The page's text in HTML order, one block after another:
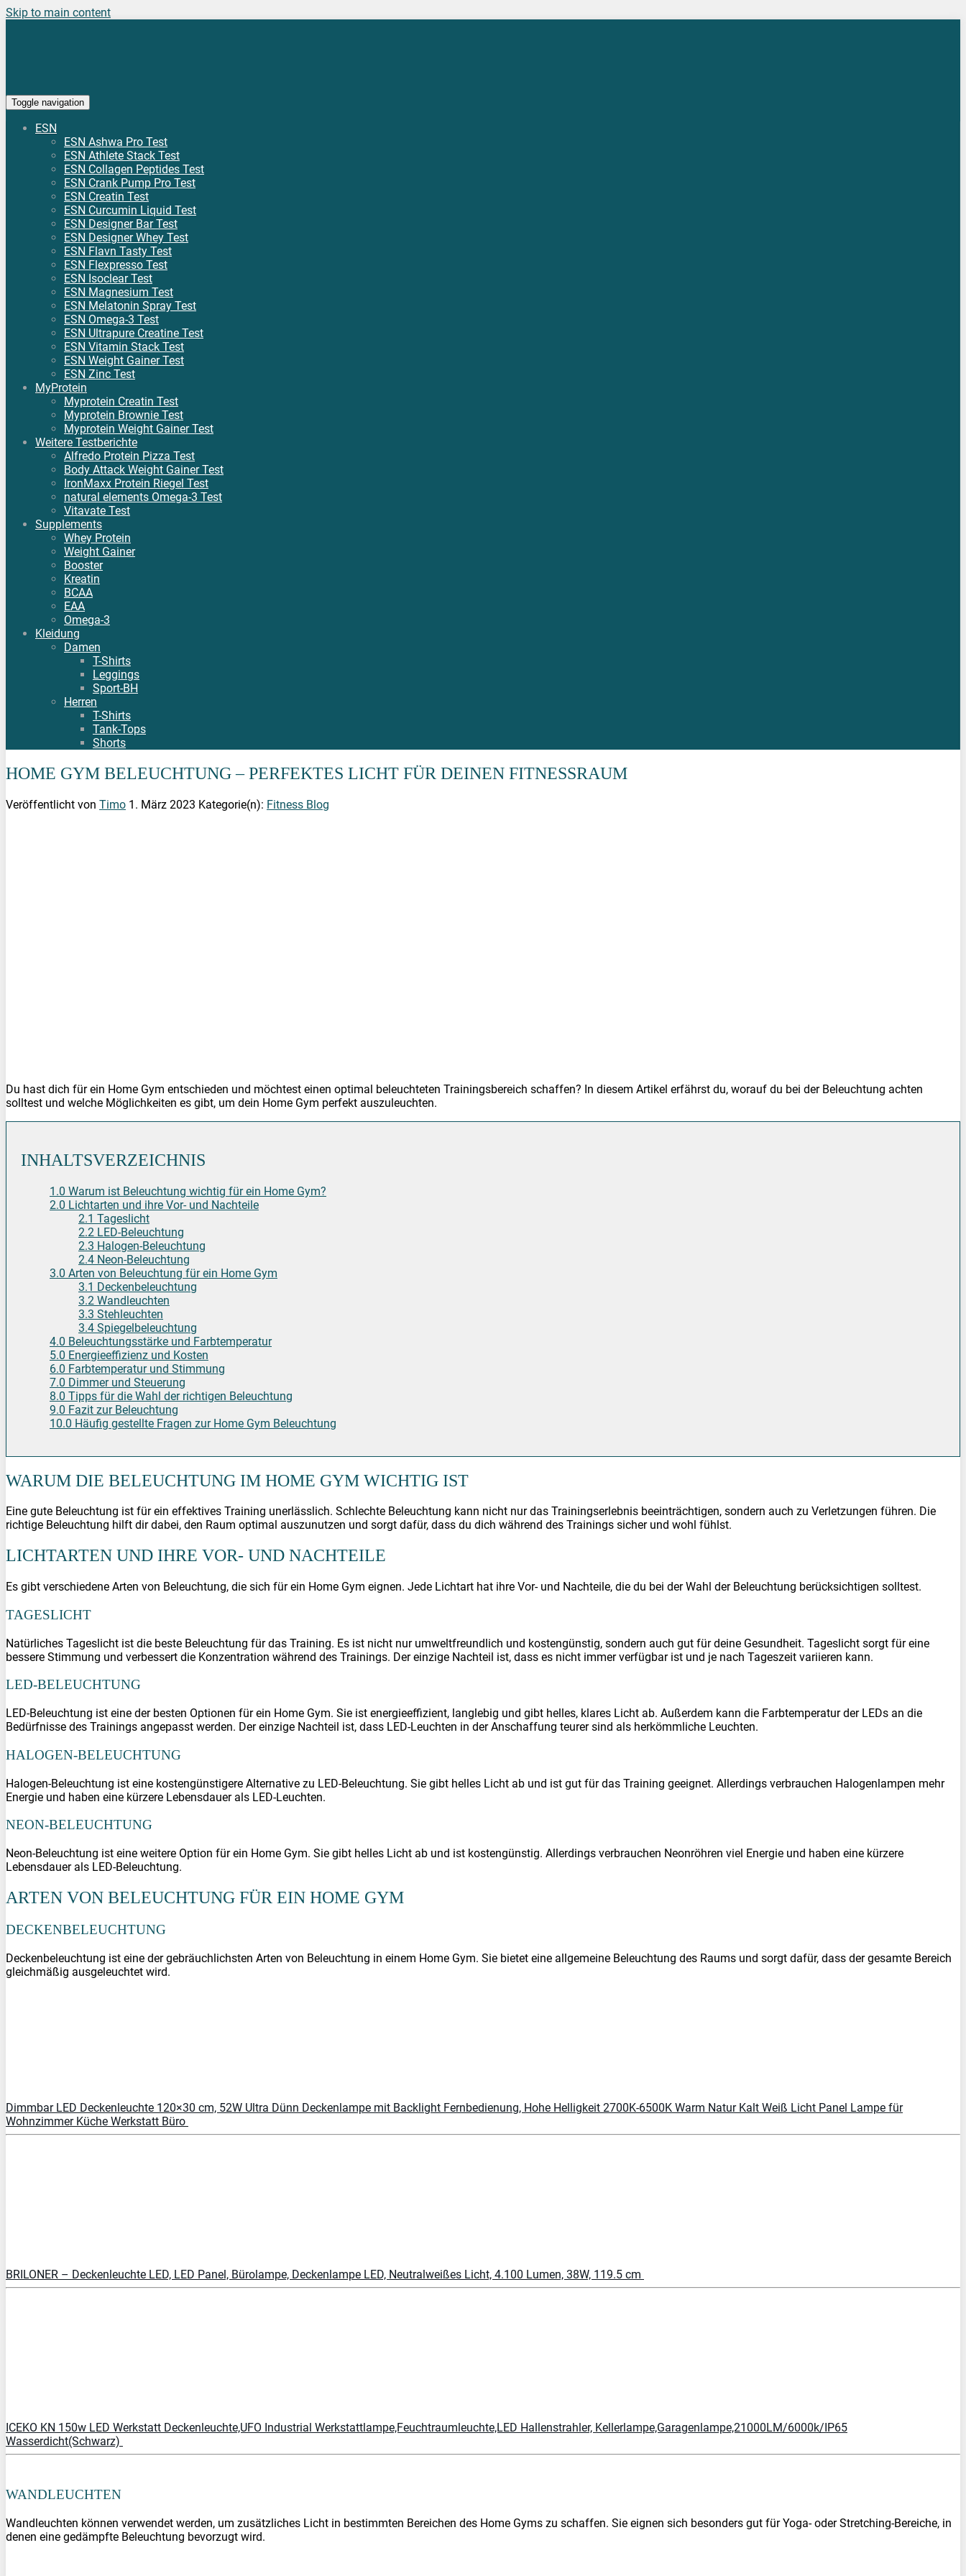
Skip to main content
Toggle navigation
ESN
ESN Ashwa Pro Test
ESN Athlete Stack Test
ESN Collagen Peptides Test
ESN Crank Pump Pro Test
ESN Creatin Test
ESN Curcumin Liquid Test
ESN Designer Bar Test
ESN Designer Whey Test
ESN Flavn Tasty Test
ESN Flexpresso Test
ESN Isoclear Test
ESN Magnesium Test
ESN Melatonin Spray Test
ESN Omega-3 Test
ESN Ultrapure Creatine Test
ESN Vitamin Stack Test
ESN Weight Gainer Test
ESN Zinc Test
MyProtein
Myprotein Creatin Test
Myprotein Brownie Test
Myprotein Weight Gainer Test
Weitere Testberichte
Alfredo Protein Pizza Test
Body Attack Weight Gainer Test
IronMaxx Protein Riegel Test
natural elements Omega-3 Test
Vitavate Test
Supplements
Whey Protein
Weight Gainer
Booster
Kreatin
BCAA
EAA
Omega-3
Kleidung
Damen
T-Shirts
Leggings
Sport-BH
Herren
T-Shirts
Tank-Tops
Shorts
HOME GYM BELEUCHTUNG – PERFEKTES LICHT FÜR DEINEN FITNESSRAUM
Veröffentlicht von Timo 1. März 2023 Kategorie(n): Fitness Blog
Du hast dich für ein Home Gym entschieden und möchtest einen optimal beleuchteten Trainingsbereich schaffen? In diesem Artikel erfährst du, worauf du bei der Beleuchtung achten
solltest und welche Möglichkeiten es gibt, um dein Home Gym perfekt auszuleuchten.
INHALTSVERZEICHNIS
1.0 Warum ist Beleuchtung wichtig für ein Home Gym?
2.0 Lichtarten und ihre Vor- und Nachteile
2.1 Tageslicht
2.2 LED-Beleuchtung
2.3 Halogen-Beleuchtung
2.4 Neon-Beleuchtung
3.0 Arten von Beleuchtung für ein Home Gym
3.1 Deckenbeleuchtung
3.2 Wandleuchten
3.3 Stehleuchten
3.4 Spiegelbeleuchtung
4.0 Beleuchtungsstärke und Farbtemperatur
5.0 Energieeffizienz und Kosten
6.0 Farbtemperatur und Stimmung
7.0 Dimmer und Steuerung
8.0 Tipps für die Wahl der richtigen Beleuchtung
9.0 Fazit zur Beleuchtung
10.0 Häufig gestellte Fragen zur Home Gym Beleuchtung
WARUM DIE BELEUCHTUNG IM HOME GYM WICHTIG IST
Eine gute Beleuchtung ist für ein effektives Training unerlässlich. Schlechte Beleuchtung kann nicht nur das Trainingserlebnis beeinträchtigen, sondern auch zu Verletzungen führen. Die
richtige Beleuchtung hilft dir dabei, den Raum optimal auszunutzen und sorgt dafür, dass du dich während des Trainings sicher und wohl fühlst.
LICHTARTEN UND IHRE VOR- UND NACHTEILE
Es gibt verschiedene Arten von Beleuchtung, die sich für ein Home Gym eignen. Jede Lichtart hat ihre Vor- und Nachteile, die du bei der Wahl der Beleuchtung berücksichtigen solltest.
TAGESLICHT
Natürliches Tageslicht ist die beste Beleuchtung für das Training. Es ist nicht nur umweltfreundlich und kostengünstig, sondern auch gut für deine Gesundheit. Tageslicht sorgt für eine
bessere Stimmung und verbessert die Konzentration während des Trainings. Der einzige Nachteil ist, dass es nicht immer verfügbar ist und je nach Tageszeit variieren kann.
LED-BELEUCHTUNG
LED-Beleuchtung ist eine der besten Optionen für ein Home Gym. Sie ist energieeffizient, langlebig und gibt helles, klares Licht ab. Außerdem kann die Farbtemperatur der LEDs an die
Bedürfnisse des Trainings angepasst werden. Der einzige Nachteil ist, dass LED-Leuchten in der Anschaffung teurer sind als herkömmliche Leuchten.
HALOGEN-BELEUCHTUNG
Halogen-Beleuchtung ist eine kostengünstigere Alternative zu LED-Beleuchtung. Sie gibt helles Licht ab und ist gut für das Training geeignet. Allerdings verbrauchen Halogenlampen mehr
Energie und haben eine kürzere Lebensdauer als LED-Leuchten.
NEON-BELEUCHTUNG
Neon-Beleuchtung ist eine weitere Option für ein Home Gym. Sie gibt helles Licht ab und ist kostengünstig. Allerdings verbrauchen Neonröhren viel Energie und haben eine kürzere
Lebensdauer als LED-Beleuchtung.
ARTEN VON BELEUCHTUNG FÜR EIN HOME GYM
DECKENBELEUCHTUNG
Deckenbeleuchtung ist eine der gebräuchlichsten Arten von Beleuchtung in einem Home Gym. Sie bietet eine allgemeine Beleuchtung des Raums und sorgt dafür, dass der gesamte Bereich
gleichmäßig ausgeleuchtet wird.
Dimmbar LED Deckenleuchte 120×30 cm, 52W Ultra Dünn Deckenlampe mit Backlight Fernbedienung, Hohe Helligkeit 2700K-6500K Warm Natur Kalt Weiß Licht Panel Lampe für
Wohnzimmer Küche Werkstatt Büro
BRILONER – Deckenleuchte LED, LED Panel, Bürolampe, Deckenlampe LED, Neutralweißes Licht, 4.100 Lumen, 38W, 119.5 cm
ICEKO KN 150w LED Werkstatt Deckenleuchte,UFO Industrial Werkstattlampe,Feuchtraumleuchte,LED Hallenstrahler, Kellerlampe,Garagenlampe,21000LM/6000k/IP65
Wasserdicht(Schwarz)
WANDLEUCHTEN
Wandleuchten können verwendet werden, um zusätzliches Licht in bestimmten Bereichen des Home Gyms zu schaffen. Sie eignen sich besonders gut für Yoga- oder Stretching-Bereiche, in
denen eine gedämpfte Beleuchtung bevorzugt wird.